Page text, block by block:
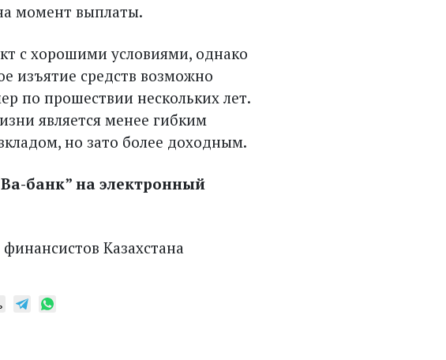
момент выплаты.
с хорошими условиями, однако
изъятие средств возможно
по прошествии нескольких лет.
является менее гибким
но зато более доходным.
банк” на электронный
Казахстана